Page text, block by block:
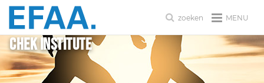
MENU
zoeken
CHEK Institute